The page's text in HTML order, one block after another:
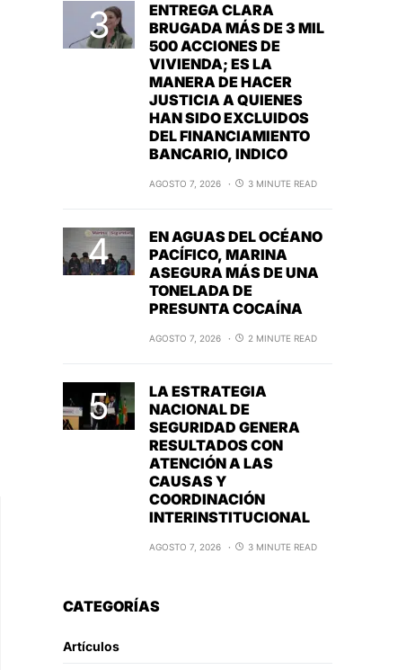
ENTREGA CLARA
BRUGADA MÁS DE 3 MIL
500 ACCIONES DE
VIVIENDA; ES LA
MANERA DE HACER
JUSTICIA A QUIENES
HAN SIDO EXCLUIDOS
DEL FINANCIAMIENTO
BANCARIO, INDICO
AGOSTO 7, 2026 3 MINUTE READ
EN AGUAS DEL OCÉANO
PACÍFICO, MARINA
ASEGURA MÁS DE UNA
TONELADA DE
PRESUNTA COCAÍNA
AGOSTO 7, 2026 2 MINUTE READ
LA ESTRATEGIA
NACIONAL DE
SEGURIDAD GENERA
RESULTADOS CON
ATENCIÓN A LAS
CAUSAS Y
COORDINACIÓN
INTERINSTITUCIONAL
AGOSTO 7, 2026 3 MINUTE READ
CATEGORÍAS
Artículos